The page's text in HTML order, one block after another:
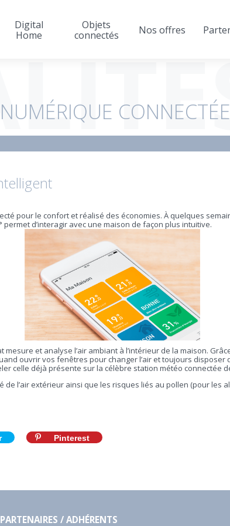
Digital
Home
Objets
connectés
Nos offres
CONNECTÉE
pour le confort et réalisé des économies. À quelques
d’interagir avec une maison de façon plus intuitive.
et analyse l’air ambiant à l’intérieur de la maison.
ouvrir vos fenêtres pour changer l’air et toujours disposer
celle déjà présente sur la célèbre station météo connectée
de l’air extérieur ainsi que les risques liés au pollen (pour les
Pinterest
PARTENAIRES / ADHÉRENTS